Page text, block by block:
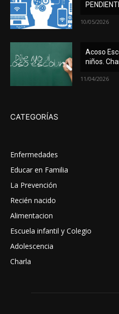
10/05/2026
Acoso
niños.
11/04/2026
CATEGORÍAS
Enfermedades
Educar en Familia
La Prevención
Recién nacido
Alimentacion
Escuela infantil y Colegio
Adolescencia
Charla